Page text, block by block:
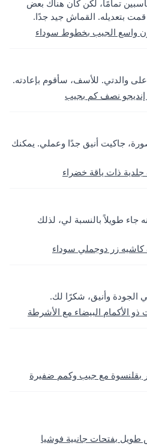
تمامًا، لكن كان هناك بعض
بتعديله. القماش جيد جدًا.
واسع الجيب بخطوط سوداء
والدتي. للأسف، سأقوم بإعادته.
إنديجو نصف كم بجيب
جاكيت أنيق جدًا وعملي. يمكنك
ذات ياقة خضراء
جاء طويلاً بالنسبة لي، لذلك
زر دوجملي سوداء
الجودة وأنيق، شكرًا لك.
ذو الأكمام البيضاء مع الأشرطة
بقلنسوة مع جيب وكمم ضفيرة
بفتحات جانبية فوشيا